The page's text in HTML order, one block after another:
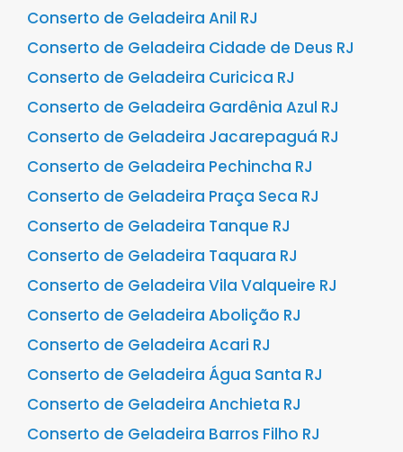
Conserto de Geladeira Anil RJ
Conserto de Geladeira Cidade de Deus RJ
Conserto de Geladeira Curicica RJ
Conserto de Geladeira Gardênia Azul RJ
Conserto de Geladeira Jacarepaguá RJ
Conserto de Geladeira Pechincha RJ
Conserto de Geladeira Praça Seca RJ
Conserto de Geladeira Tanque RJ
Conserto de Geladeira Taquara RJ
Conserto de Geladeira Vila Valqueire RJ
Conserto de Geladeira Abolição RJ
Conserto de Geladeira Acari RJ
Conserto de Geladeira Água Santa RJ
Conserto de Geladeira Anchieta RJ
Conserto de Geladeira Barros Filho RJ